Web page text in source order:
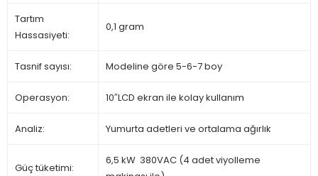
Tartım
Hassasiyeti:
0,1 gram
Tasnif sayısı: Modeline göre 5-6-7 boy
Operasyon: 10″LCD ekran ile kolay kullanım
Analiz: Yumurta adetleri ve ortalama ağırlık
Güç tüketimi:
6,5 kW 380VAC (4 adet viyolleme